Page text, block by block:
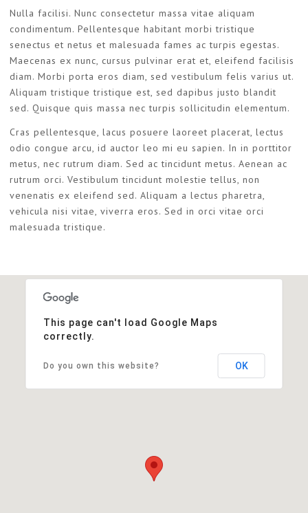
Nulla facilisi. Nunc consectetur massa vitae aliquam
condimentum. Pellentesque habitant morbi tristique
senectus et netus et malesuada fames ac turpis egestas.
Maecenas ex nunc, cursus pulvinar erat et, eleifend facilisis
diam. Morbi porta eros diam, sed vestibulum felis varius ut.
Aliquam tristique tristique est, sed dapibus justo blandit
sed. Quisque quis massa nec turpis sollicitudin elementum.
Cras pellentesque, lacus posuere laoreet placerat, lectus
odio congue arcu, id auctor leo mi eu sapien. In in porttitor
metus, nec rutrum diam. Sed ac tincidunt metus. Aenean ac
rutrum orci. Vestibulum tincidunt molestie tellus, non
venenatis ex eleifend sed. Aliquam a lectus pharetra,
vehicula nisi vitae, viverra eros. Sed in orci vitae orci
malesuada tristique.
This page can't load Google Maps
correctly.
Do you own this website? OK